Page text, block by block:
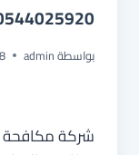
بواسطةadmin
18
شركة مكافحة